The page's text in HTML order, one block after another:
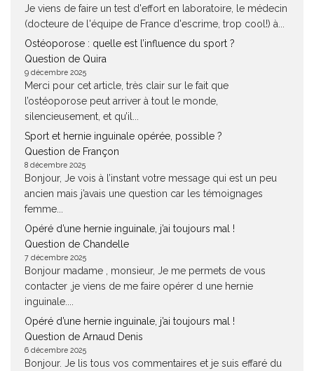
Je viens de faire un test d'effort en laboratoire, le médecin
(docteure de l'équipe de France d'escrime, trop cool!) à...
Ostéoporose : quelle est l’influence du sport ?
Question de Quira
9 décembre 2025
Merci pour cet article, très clair sur le fait que
l’ostéoporose peut arriver à tout le monde,
silencieusement, et qu’il...
Sport et hernie inguinale opérée, possible ?
Question de Françon
8 décembre 2025
Bonjour, Je vois à l’instant votre message qui est un peu
ancien mais j’avais une question car les témoignages
femme...
Opéré d’une hernie inguinale, j’ai toujours mal !
Question de Chandelle
7 décembre 2025
Bonjour madame , monsieur, Je me permets de vous
contacter ,je viens de me faire opérer d une hernie
inguinale....
Opéré d’une hernie inguinale, j’ai toujours mal !
Question de Arnaud Denis
6 décembre 2025
Bonjour. Je lis tous vos commentaires et je suis effaré du